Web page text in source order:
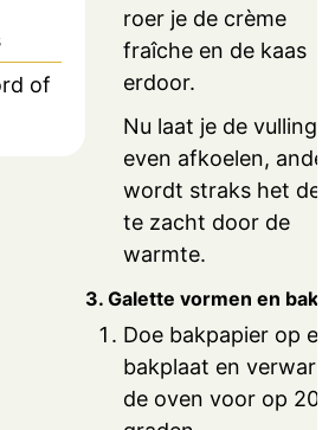
of
roer je de crème
fraîche en de kaas
erdoor.
Nu laat je de vulling
even afkoelen,
wordt straks het
te zacht door de
warmte.
3. Galette vormen en
Doe bakpapier op
bakplaat en verwarm
de oven voor op 200